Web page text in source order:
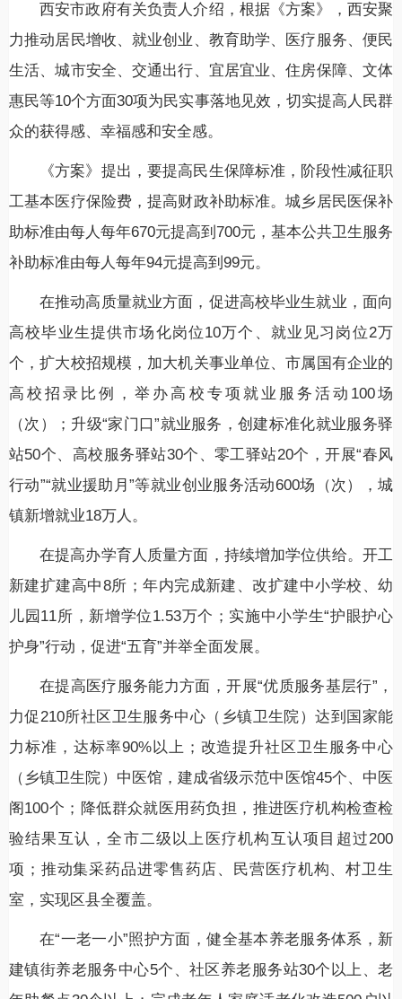
西安市政府有关负责人介绍，根据《方案》，西安聚
力推动居民增收、就业创业、教育助学、医疗服务、便民
生活、城市安全、交通出行、宜居宜业、住房保障、文体
惠民等10个方面30项为民实事落地见效，切实提高人民群
众的获得感、幸福感和安全感。
《方案》提出，要提高民生保障标准，阶段性减征职
工基本医疗保险费，提高财政补助标准。城乡居民医保补
助标准由每人每年670元提高到700元，基本公共卫生服务
补助标准由每人每年94元提高到99元。
在推动高质量就业方面，促进高校毕业生就业，面向
高校毕业生提供市场化岗位10万个、就业见习岗位2万
个，扩大校招规模，加大机关事业单位、市属国有企业的
高校招录比例，举办高校专项就业服务活动100场
（次）；升级“家门口”就业服务，创建标准化就业服务驿
站50个、高校服务驿站30个、零工驿站20个，开展“春风
行动”“就业援助月”等就业创业服务活动600场（次），城
镇新增就业18万人。
在提高办学育人质量方面，持续增加学位供给。开工
新建扩建高中8所；年内完成新建、改扩建中小学校、幼
儿园11所，新增学位1.53万个；实施中小学生“护眼护心
护身”行动，促进“五育”并举全面发展。
在提高医疗服务能力方面，开展“优质服务基层行”，
力促210所社区卫生服务中心（乡镇卫生院）达到国家能
力标准，达标率90%以上；改造提升社区卫生服务中心
（乡镇卫生院）中医馆，建成省级示范中医馆45个、中医
阁100个；降低群众就医用药负担，推进医疗机构检查检
验结果互认，全市二级以上医疗机构互认项目超过200
项；推动集采药品进零售药店、民营医疗机构、村卫生
室，实现区县全覆盖。
在“一老一小”照护方面，健全基本养老服务体系，新
建镇街养老服务中心5个、社区养老服务站30个以上、老